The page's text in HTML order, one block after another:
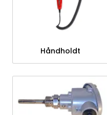
Håndholdt